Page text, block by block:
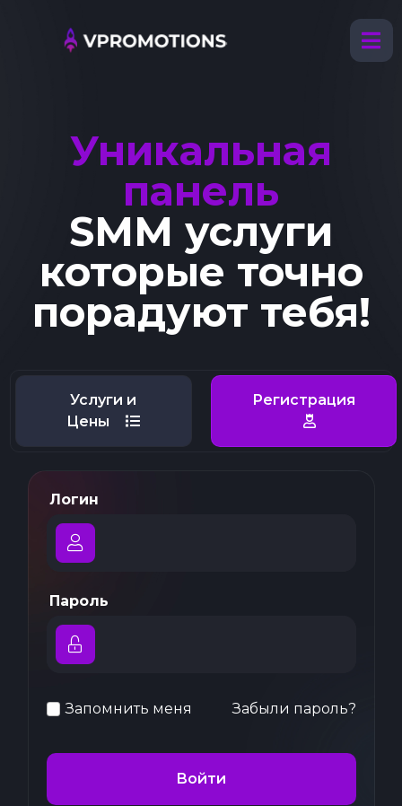
Уникальная
панель
SMM услуги
которые точно
порадуют тебя!
Услуги и
Цены
Регистрация
Логин
Пароль
Запомнить меня Забыли пароль?
Войти